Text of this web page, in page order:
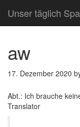
Unser täglich
aw
17. Dezember 2020
Abt.: Ich brauche
Translator